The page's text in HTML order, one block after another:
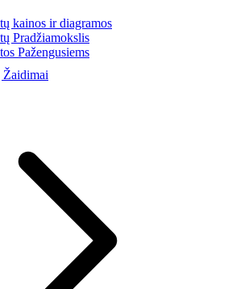
kainos ir diagramos
Pradžiamokslis
Pažengusiems